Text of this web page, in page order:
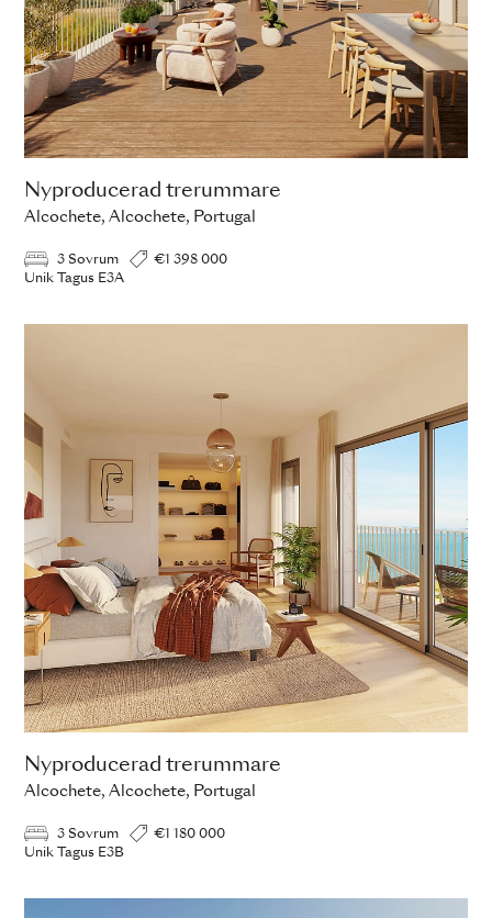
Nyproducerad trerummare
Alcochete, Alcochete, Portugal
3 Sovrum
€1 398 000
Unik Tagus E3A
Nyproducerad trerummare
Alcochete, Alcochete, Portugal
3 Sovrum
€1 180 000
Unik Tagus E3B